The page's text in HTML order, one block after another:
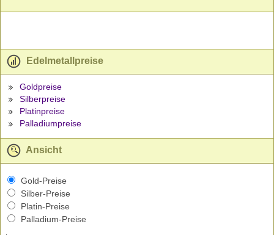
Edelmetallpreise
Goldpreise
Silberpreise
Platinpreise
Palladiumpreise
Ansicht
Gold-Preise
Silber-Preise
Platin-Preise
Palladium-Preise